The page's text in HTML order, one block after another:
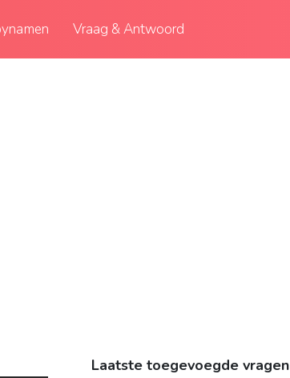
Vraag & Antwoord
Laatste toegevoegde vragen